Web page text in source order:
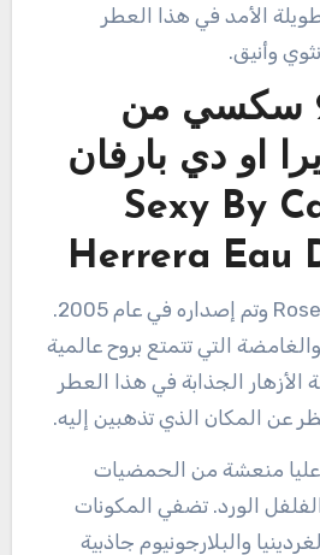
الأمد في هذا العطر
وأنيق.
6. عطر 212 سكسي من
او دي بارفان
212 Sexy By
Herrera Eau
من ابتكار Rosendo Mateu وتم إصداره في عام 2005.
التي تتمتع بروح عالمية
الأزهار الجذابة في هذا العطر
عن المكان الذي تذهبين إليه.
عليا منعشة من الحمضيات
الورد. تضفي المكونات
والبلارجونيوم جاذبية